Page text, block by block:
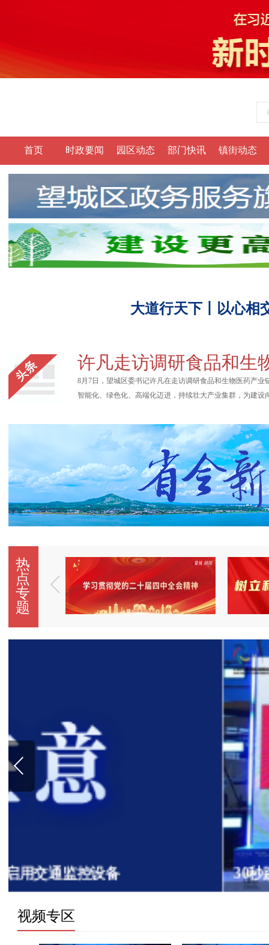
首页 时政要闻 园区动态 部门快讯 镇街动态
大道行天下丨以心
许凡走访调研食品和生
8月7日，望城区委书记许凡在走访调研食品和生物医药产
智能化、绿色化、高端化迈进，持续壮大产业集群，为建
热
点
专
题
30秒跳出234次！望城少年破世界纪录
视频专区